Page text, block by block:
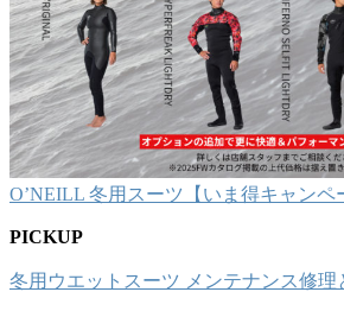
O’NEILL 冬用スーツ【いま得キャンペ
PICKUP
冬用ウエットスーツ メンテナンス修理